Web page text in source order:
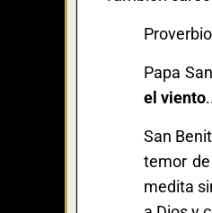
Papa
el viento
San
temor
medita